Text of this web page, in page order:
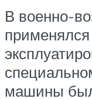
В военно-
машины